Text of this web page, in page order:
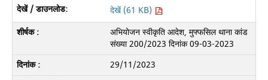
देखें (61 KB)
अभियोजन स्वीकृति आदेश, मुफ्फसिल थाना कांड
संख्या 200/2023 दिनांक 09-03-2023
29/11/2023